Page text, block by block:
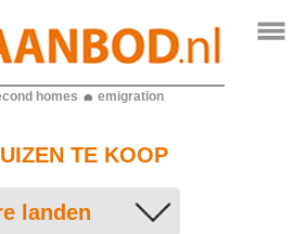
homes emigration
TE KOOP